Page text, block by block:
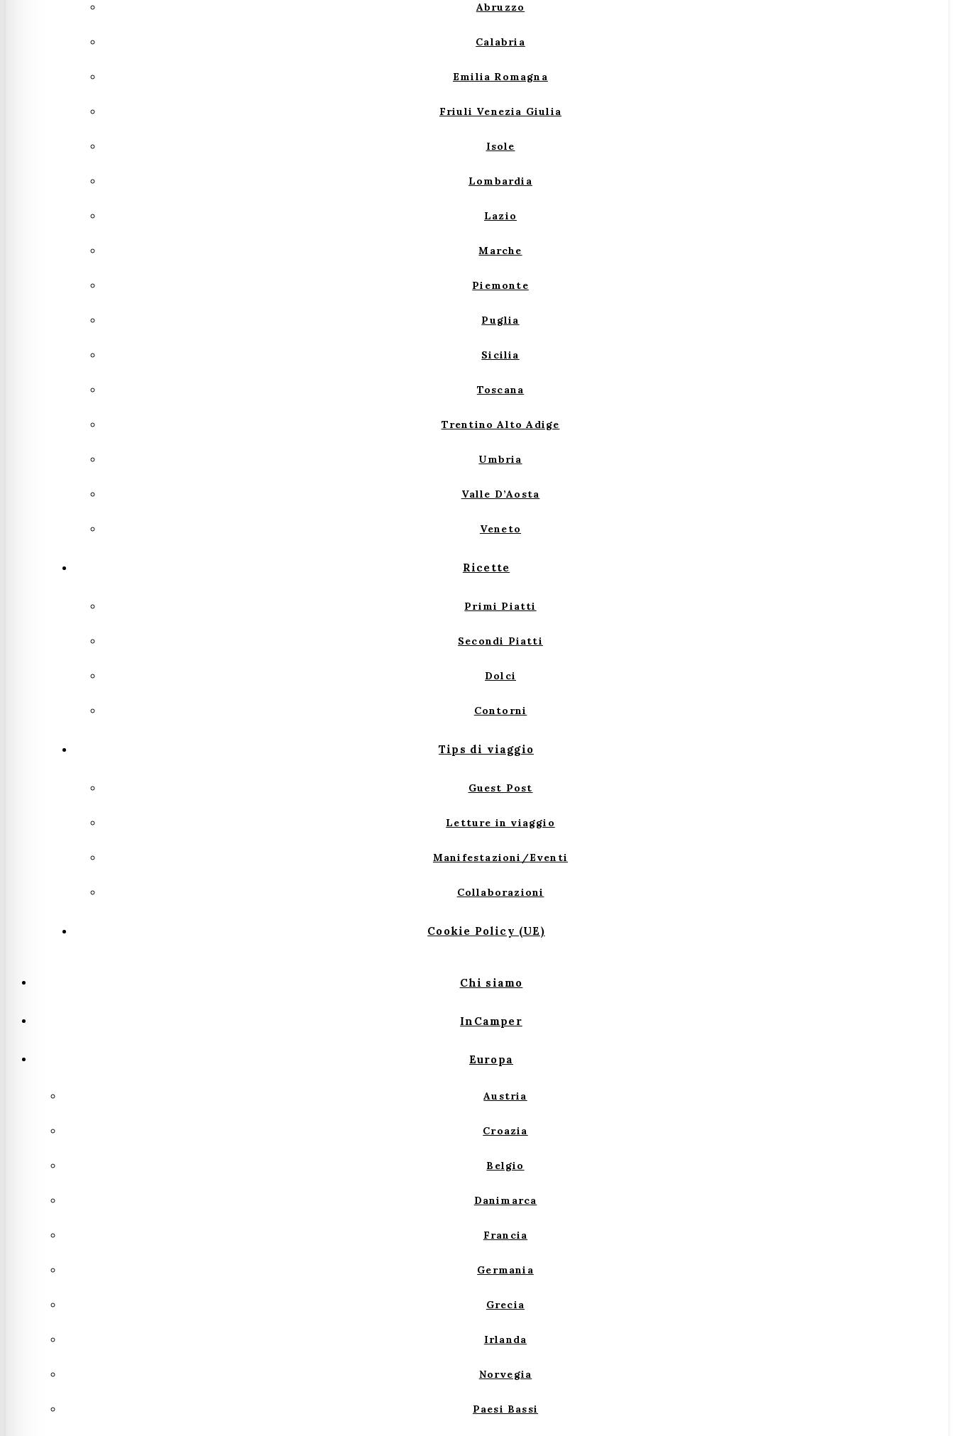
Abruzzo
Calabria
Emilia Romagna
Friuli Venezia Giulia
Isole
Lombardia
Lazio
Marche
Piemonte
Puglia
Sicilia
Toscana
Trentino Alto Adige
Umbria
Valle D’Aosta
Veneto
Ricette
Primi Piatti
Secondi Piatti
Dolci
Contorni
Tips di viaggio
Guest Post
Letture in viaggio
Manifestazioni/Eventi
Collaborazioni
Cookie Policy (UE)
Chi siamo
InCamper
Europa
Austria
Croazia
Belgio
Danimarca
Francia
Germania
Grecia
Irlanda
Norvegia
Paesi Bassi